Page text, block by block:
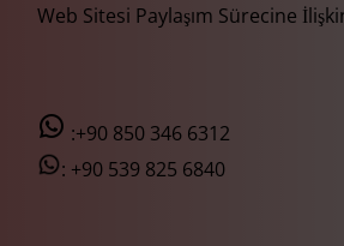
Web Sitesi Paylaşım Sürecine
:+90 850 346 6312
: +90 539 825 6840